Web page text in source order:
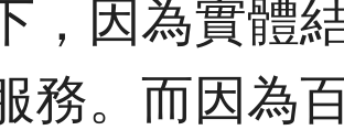
，因為實體
務。而因為